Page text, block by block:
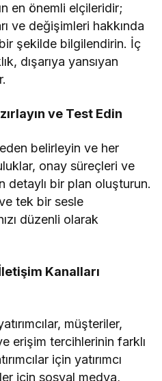
en önemli elçileridir;
ve değişimleri hakkında
şekilde bilgilendirin. İç
dışarıya yansıyan
ve Test Edin
belirleyin ve her
onay süreçleri ve
detaylı bir plan oluşturun.
tek bir sesle
düzenli olarak
Kanalları
müşteriler,
erişim tercihlerinin farklı
için yatırımcı
için sosyal medya,